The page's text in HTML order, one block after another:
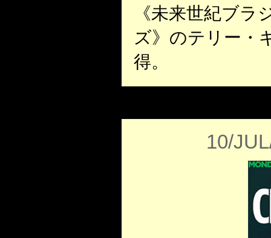
《未来世紀ブラ
ズ》のテリー・
得。
10/